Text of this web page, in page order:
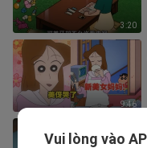
3:20
9:46
Vui lòng vào